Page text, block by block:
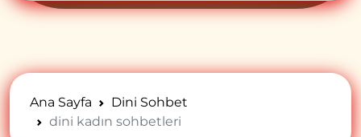
Ana Sayfa
Dini Sohbet
dini kadın sohbetleri